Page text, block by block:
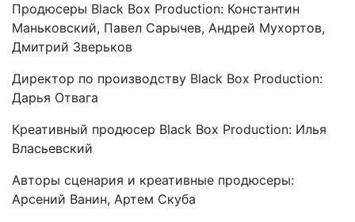
Продюсеры Black Box Production: Константин
Маньковский, Павел Сарычев, Андрей Мухортов,
Дмитрий Зверьков
Директор по производству Black Box Production:
Дарья Отвага
Креативный продюсер Black Box Production: Илья
Власьевский
Авторы сценария и креативные продюсеры:
Арсений Ванин, Артем Скуба